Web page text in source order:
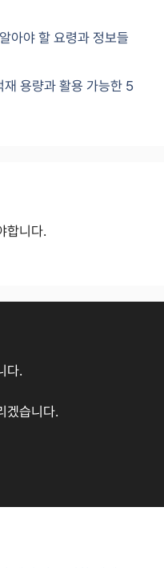
아야 할 요령과 정보들
용량과 활용 가능한 5
합니다.
다.
겠습니다.